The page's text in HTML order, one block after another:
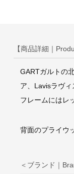
【商品詳細｜
GARTガルトの
ア、Lavisラヴィ
フレームにはレ
背面のプライウ
＜ブランド｜